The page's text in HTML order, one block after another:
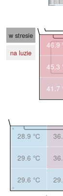
w stresie
na luzie
46.9
45.3
41.7
28.9 °C
29.6 °C
29.6 °C